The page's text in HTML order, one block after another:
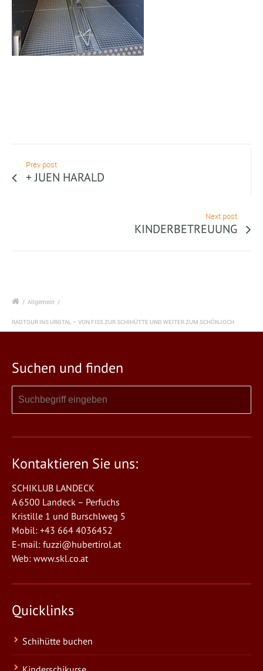
Prev post
+ JUEN HARALD
Next post
KINDERBETREUUNG
/ Allgemein /
RADTOUR INS URGTAL – VON FISS ZUR SCHIHÜTTE UND WEITER ZUM SCHÖNJOCH
Suchen und finden
Kontaktieren Sie uns:
SCHIKLUB LANDECK
A 6500 Landeck – Perfuchs
Kristille 1 und Burschlweg 5
Mobil: +43 664 4036452
E-mail: fuzzi@hubertirol.at
Web: www.skl.co.at
Quicklinks
Schihütte buchen